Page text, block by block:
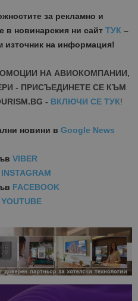
за рекламно и
в новинарския ни сайт ТУК–
източник на информация!
НА АВИОКОМПАНИИ,
- ПРИСЪЕДИНЕТЕ СЕ КЪМ
- ВКЛЮЧИ СЕ ТУК!
новини в Google News
VIBER
INSTAGRAM
FACEBOOK
YOUTUBE